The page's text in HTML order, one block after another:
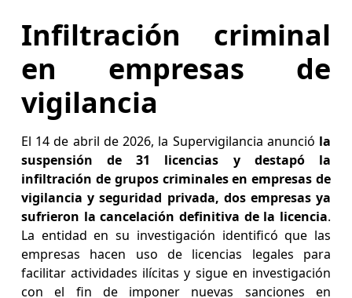
Infiltración criminal
en empresas de
vigilancia
El 14 de abril de 2026, la Supervigilancia anunció la
suspensión de 31 licencias y destapó la
infiltración de grupos criminales en empresas de
vigilancia y seguridad privada, dos empresas ya
sufrieron la cancelación definitiva de la licencia.
La entidad en su investigación identificó que las
empresas hacen uso de licencias legales para
facilitar actividades ilícitas y sigue en investigación
con el fin de imponer nuevas sanciones en